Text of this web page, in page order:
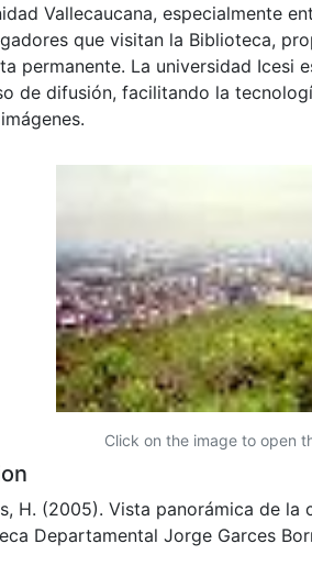
Vallecaucana, especialmente
que visitan la Biblioteca,
permanente. La universidad Icesi
de difusión, facilitando la
Click on the image to open
H. (2005). Vista panorámica de la
Departamental Jorge Garces